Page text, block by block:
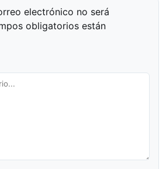
electrónico no será
obligatorios están